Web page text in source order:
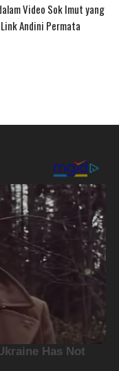
Video Sok Imut yang
Andini Permata